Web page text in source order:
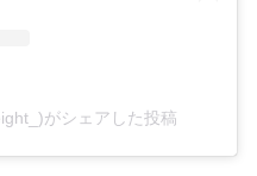
がシェアした投稿